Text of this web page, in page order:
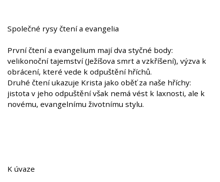
Společné rysy čtení a evangelia
První čtení a evangelium mají dva styčné body:
velikonoční tajemství (Ježíšova smrt a vzkříšení), výzva k
obrácení, které vede k odpuštění hříchů.
Druhé čtení ukazuje Krista jako oběť za naše hříchy:
jistota v jeho odpuštění však nemá vést k laxnosti, ale k
novému, evangelnímu životnímu stylu.
K úvaze